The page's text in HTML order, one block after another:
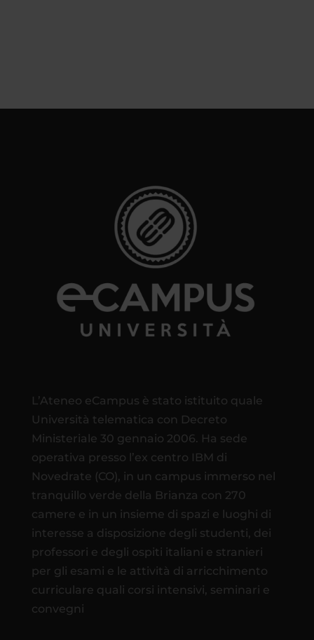
L’Ateneo eCampus è stato istituito quale
Università telematica con Decreto
Ministeriale 30 gennaio 2006. Ha sede
operativa presso l’ex centro IBM di
Novedrate (CO), in un campus immerso nel
tranquillo verde della Brianza con 270
camere e in un insieme di spazi e luoghi di
interesse a disposizione degli studenti, dei
professori e degli ospiti italiani e stranieri
per gli esami e le attività di arricchimento
curriculare quali corsi intensivi, seminari e
convegni